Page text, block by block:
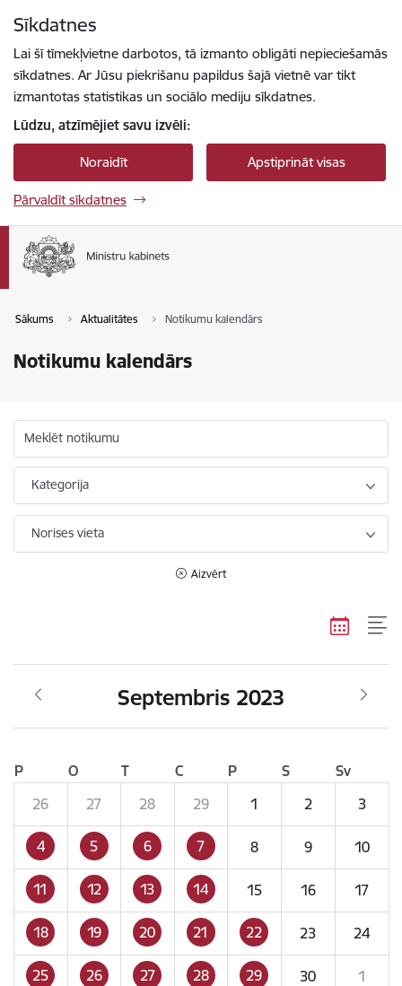
Sīkdatnes
Lai šī tīmekļvietne darbotos, tā izmanto obligāti nepieciešamās
sīkdatnes. Ar Jūsu piekrišanu papildus šajā vietnē var tikt
izmantotas statistikas un sociālo mediju sīkdatnes.
Lūdzu, atzīmējiet savu izvēli:
Noraidīt Apstiprināt visas
Pārvaldīt sīkdatnes
Sākums Aktualitātes Notikumu kalendārs
Notikumu kalendārs
Meklēt notikumu
Kategorija
Norises vieta
Aizvērt
Septembris 2023
P O T C P S
Sv
26
27 28 29 1 2 3
4 5 6 7 8 9 10
11 12 13 14 15 16 17
18 19 20 21 22 23 24
25 26 27 28 29 30 1